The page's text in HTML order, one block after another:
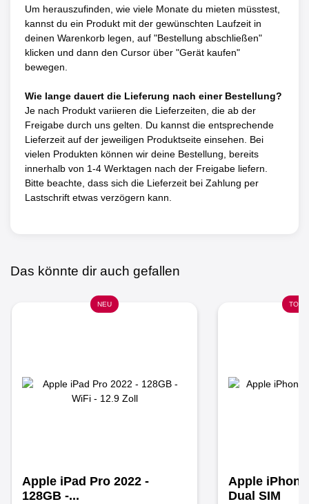
Um herauszufinden, wie viele Monate du mieten müsstest,
kannst du ein Produkt mit der gewünschten Laufzeit in
deinen Warenkorb legen, auf "Bestellung abschließen"
klicken und dann den Cursor über "Gerät kaufen"
bewegen.
Wie lange dauert die Lieferung nach einer Bestellung?
Je nach Produkt variieren die Lieferzeiten, die ab der
Freigabe durch uns gelten. Du kannst die entsprechende
Lieferzeit auf der jeweiligen Produktseite einsehen. Bei
vielen Produkten können wir deine Bestellung, bereits
innerhalb von 1-4 Werktagen nach der Freigabe liefern.
Bitte beachte, dass sich die Lieferzeit bei Zahlung per
Lastschrift etwas verzögern kann.
Das könnte dir auch gefallen
NEU
Apple iPad Pro 2022 -
128GB -...
TOP
Apple
Dual SIM